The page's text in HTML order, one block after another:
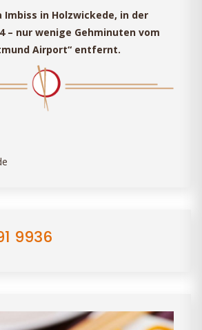
Imbiss in Holzwickede, in der
– nur wenige Gehminuten vom
Airport“ entfernt.
9936